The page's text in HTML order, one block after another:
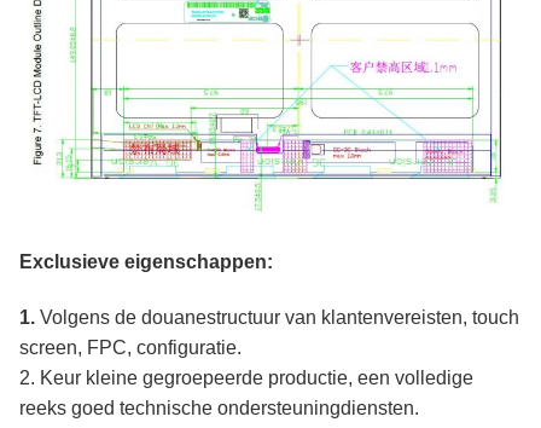
Exclusieve eigenschappen:
1. Volgens de douanestructuur van klantenvereisten, touch
screen, FPC, configuratie.
2. Keur kleine gegroepeerde productie, een volledige
reeks goed technische ondersteuningdiensten.